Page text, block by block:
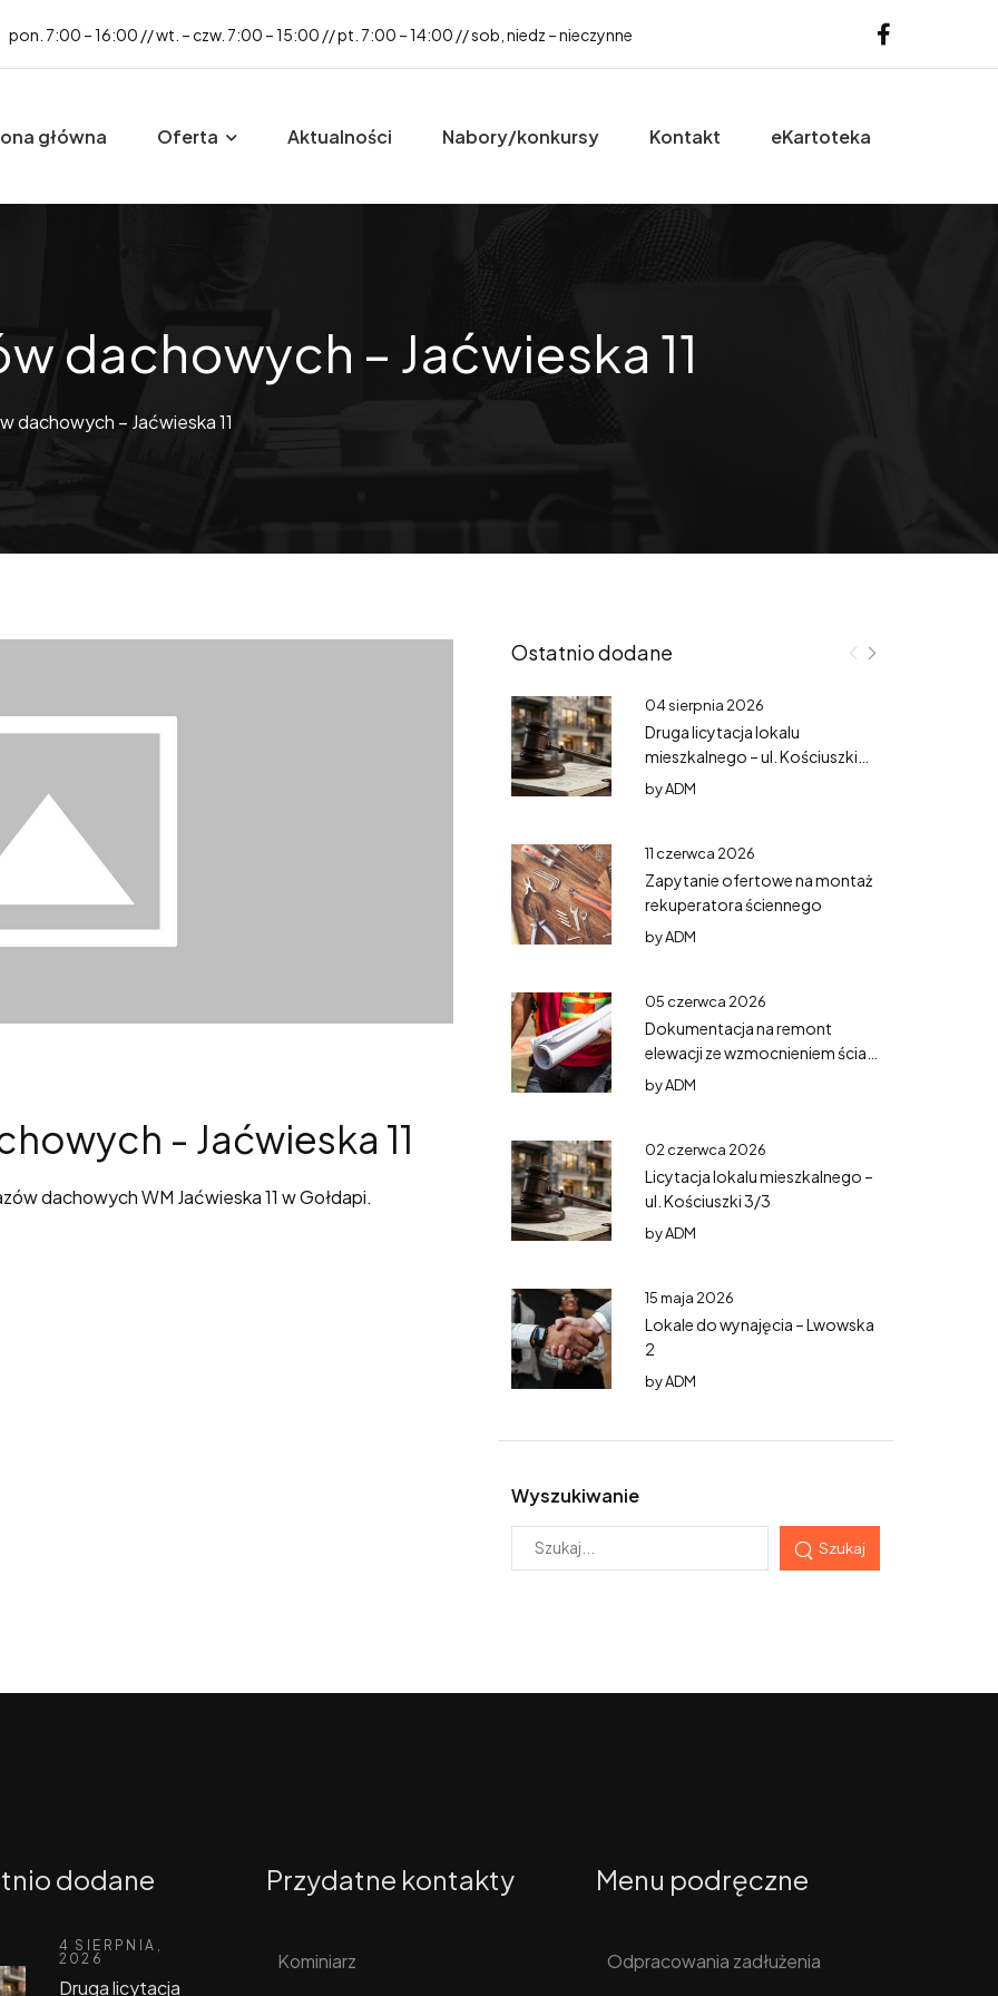
pon. 7:00 – 16:00 // wt. – czw. 7:00 – 15:00 // pt. 7:00 – 14:00 // sob, niedz – nieczynne
główna Oferta Aktualności Nabory/konkursy Kontakt eKartoteka
dachowych – Jaćwieska 11
dachowych – Jaćwieska 11
Ostatnio dodane
04 sierpnia 2026
Druga licytacja lokalu
mieszkalnego – ul. Kościuszki
3/3
byADM
11 czerwca 2026
Zapytanie ofertowe na montaż
rekuperatora ściennego
byADM
05 czerwca 2026
Dokumentacja na remont
elewacji ze wzmocnieniem ścian
– Mazurska 5
byADM
02 czerwca 2026
Licytacja lokalu mieszkalnego –
ul. Kościuszki 3/3
byADM
15 maja 2026
Lokale do wynajęcia – Lwowska
2
byADM
Wyszukiwanie
Szukaj
- Jaćwieska 11
dachowych WM Jaćwieska 11 w Gołdapi.
dodane
4 SIERPNIA,
2026
Druga licytacja
Przydatne kontakty
Kominiarz
Menu podręczne
Odpracowania zadłużenia